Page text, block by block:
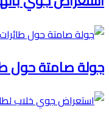
جولة صامتة حول